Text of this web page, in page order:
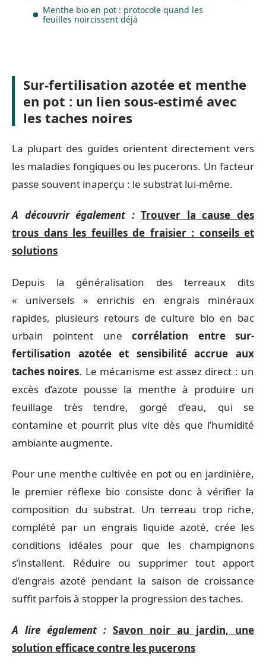
Menthe bio en pot : protocole quand les
feuilles noircissent déjà
Sur-fertilisation azotée et menthe
en pot : un lien sous-estimé avec
les taches noires
La plupart des guides orientent directement vers
les maladies fongiques ou les pucerons. Un facteur
passe souvent inaperçu : le substrat lui-même.
A découvrir également : Trouver la cause des
trous dans les feuilles de fraisier : conseils et
solutions
Depuis la généralisation des terreaux dits
« universels » enrichis en engrais minéraux
rapides, plusieurs retours de culture bio en bac
urbain pointent unecorrélation entre sur-
fertilisation azotée et sensibilité accrue aux
taches noires. Le mécanisme est assez direct : un
excès d’azote pousse la menthe à produire un
feuillage très tendre, gorgé d’eau, qui se
contamine et pourrit plus vite dès que l’humidité
ambiante augmente.
Pour une menthe cultivée en pot ou en jardinière,
le premier réflexe bio consiste donc à vérifier la
composition du substrat. Un terreau trop riche,
complété par un engrais liquide azoté, crée les
conditions idéales pour que les champignons
s’installent. Réduire ou supprimer tout apport
d’engrais azoté pendant la saison de croissance
suffit parfois à stopper la progression des taches.
A lire également : Savon noir au jardin, une
solution efficace contre les pucerons